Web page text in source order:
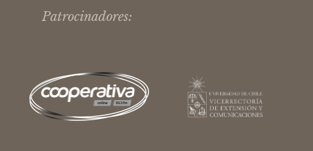
Patrocinadores: